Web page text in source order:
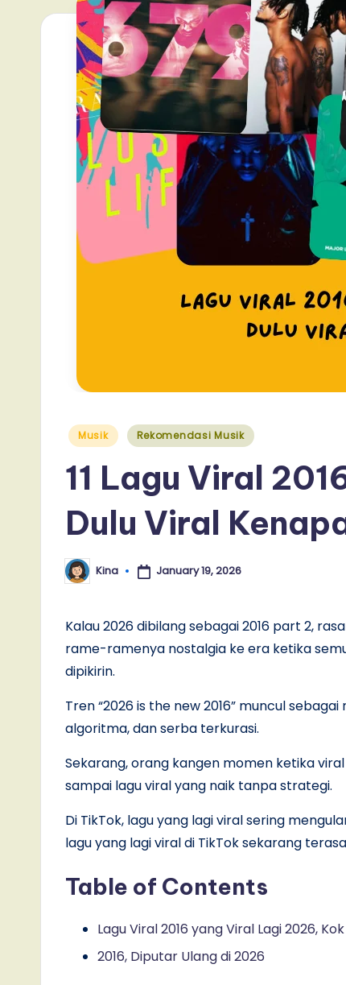
Posted
Musik Rekomendasi Musik
11 Lagu Viral
Dulu Viral
Posted
by
Kina January 19, 2026
Kalau 2026 dibilang sebagai 2016 part 2,
rame-ramenya nostalgia ke era ketika
dipikirin.
Tren “2026 is the new 2016” muncul
algoritma, dan serba terkurasi.
Sekarang, orang kangen momen ketika
sampai lagu viral yang naik tanpa strategi.
Di TikTok, lagu yang lagi viral sering
lagu yang lagi viral di TikTok sekarang
Table of Contents
Lagu Viral 2016 yang Viral Lagi 2026,
2016, Diputar Ulang di 2026